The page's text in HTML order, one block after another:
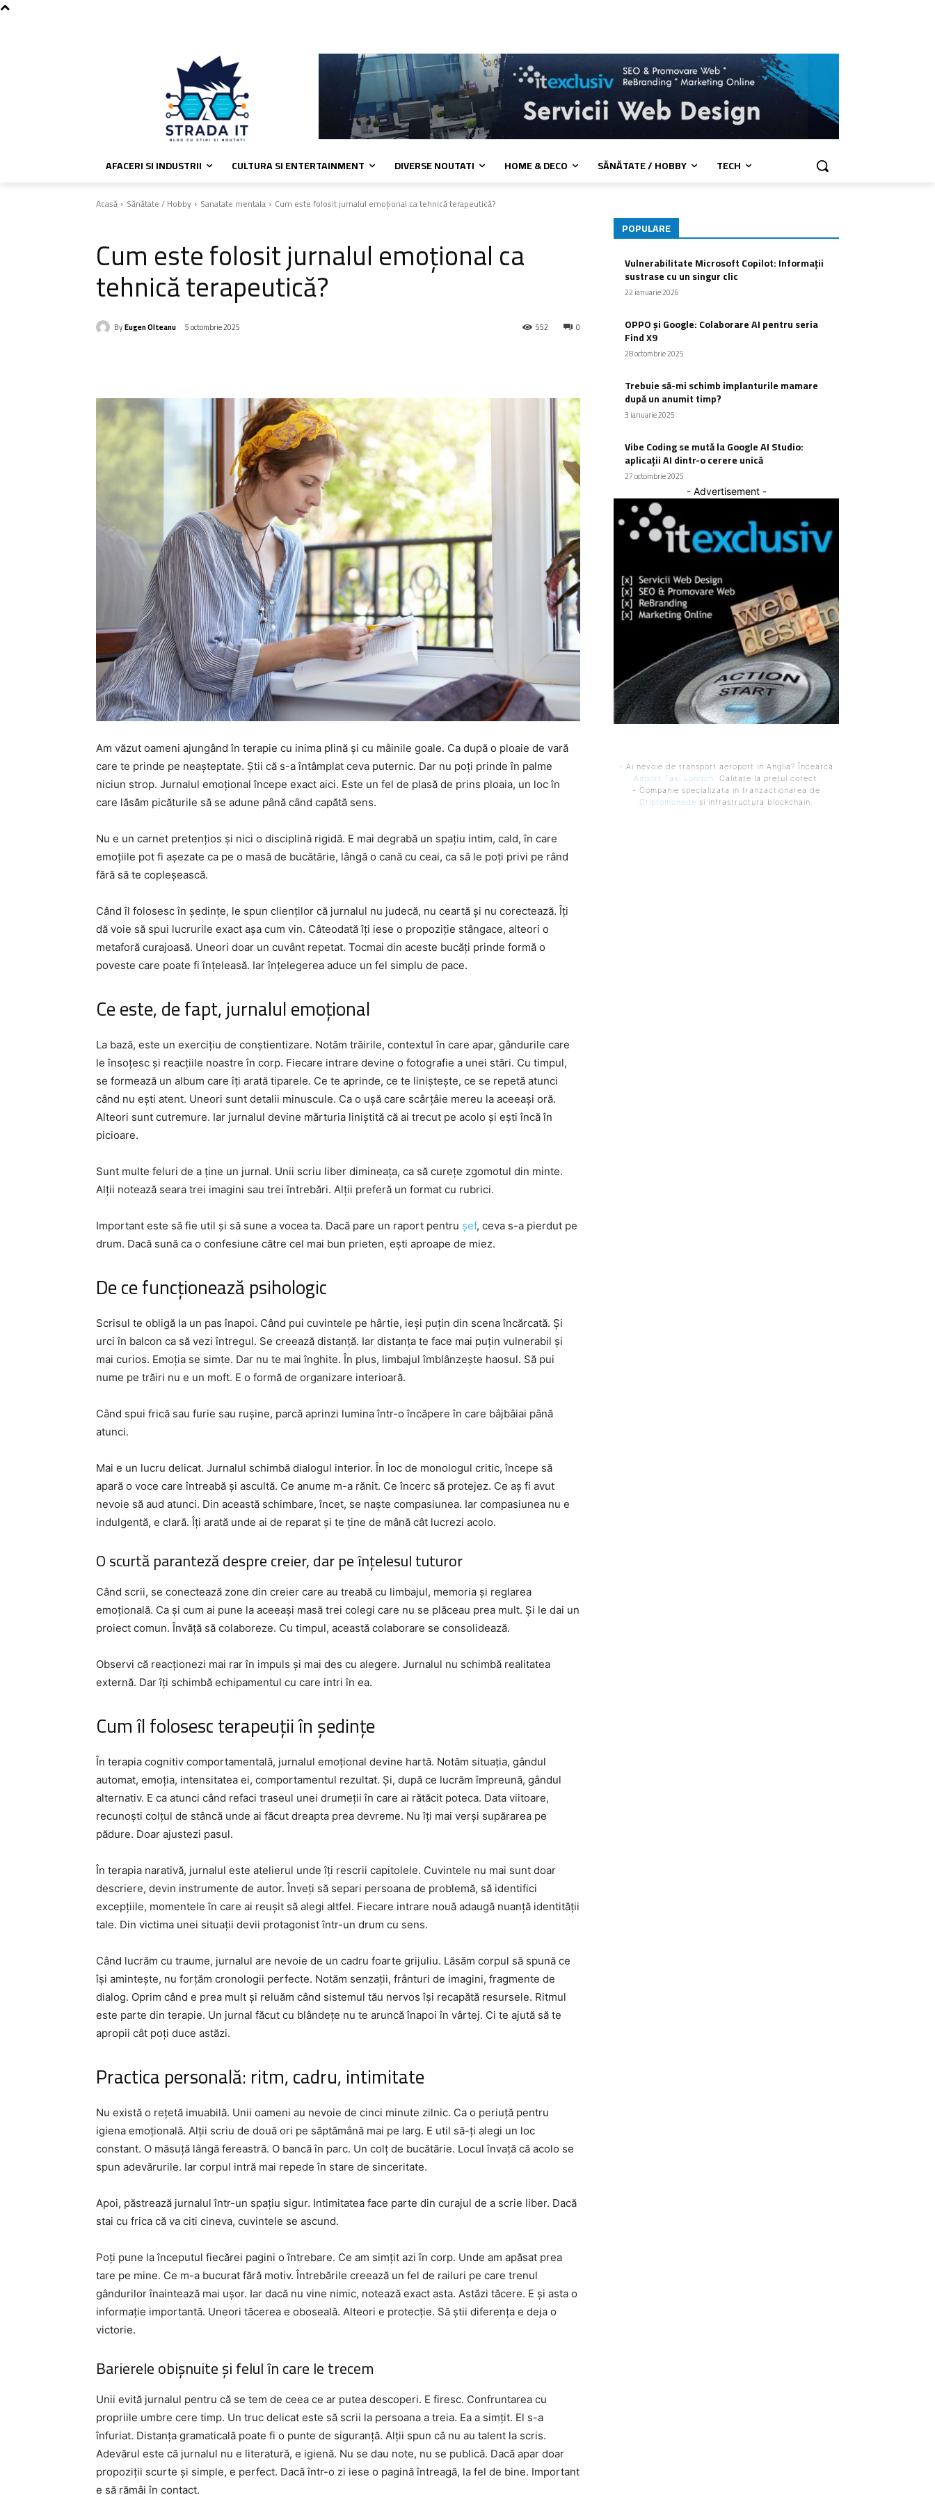
AFACERI SI INDUSTRII CULTURA SI ENTERTAINMENT DIVERSE NOUTATI HOME & DECO SĂNĂTATE / HOBBY TECH
Acasă Sănătate / Hobby Sanatate mentala Cum este folosit jurnalul emoțional ca tehnică terapeutică?
Cum este folosit jurnalul emoțional ca
tehnică terapeutică?
ByEugen Olteanu 5 octombrie 2025 0
552
Am văzut oameni ajungând în terapie cu inima plină și cu mâinile goale. Ca după o ploaie de vară
care te prinde pe neașteptate. Știi că s-a întâmplat ceva puternic. Dar nu poți prinde în palme
niciun strop. Jurnalul emoțional începe exact aici. Este un fel de plasă de prins ploaia, un loc în
care lăsăm picăturile să se adune până când capătă sens.
Nu e un carnet pretențios și nici o disciplină rigidă. E mai degrabă un spațiu intim, cald, în care
emoțiile pot fi așezate ca pe o masă de bucătărie, lângă o cană cu ceai, ca să le poți privi pe rând
fără să te copleșească.
Când îl folosesc în ședințe, le spun clienților că jurnalul nu judecă, nu ceartă și nu corectează. Îți
dă voie să spui lucrurile exact așa cum vin. Câteodată îți iese o propoziție stângace, alteori o
metaforă curajoasă. Uneori doar un cuvânt repetat. Tocmai din aceste bucăți prinde formă o
poveste care poate fi înțeleasă. Iar înțelegerea aduce un fel simplu de pace.
Ce este, de fapt, jurnalul emoțional
La bază, este un exercițiu de conștientizare. Notăm trăirile, contextul în care apar, gândurile care
le însoțesc și reacțiile noastre în corp. Fiecare intrare devine o fotografie a unei stări. Cu timpul,
se formează un album care îți arată tiparele. Ce te aprinde, ce te liniștește, ce se repetă atunci
când nu ești atent. Uneori sunt detalii minuscule. Ca o ușă care scârțâie mereu la aceeași oră.
Alteori sunt cutremure. Iar jurnalul devine mărturia liniștită că ai trecut pe acolo și ești încă în
picioare.
Sunt multe feluri de a ține un jurnal. Unii scriu liber dimineața, ca să curețe zgomotul din minte.
Alții notează seara trei imagini sau trei întrebări. Alții preferă un format cu rubrici.
Important este să fie util și să sune a vocea ta. Dacă pare un raport pentru șef, ceva s-a pierdut pe
drum. Dacă sună ca o confesiune către cel mai bun prieten, ești aproape de miez.
De ce funcționează psihologic
Scrisul te obligă la un pas înapoi. Când pui cuvintele pe hârtie, ieși puțin din scena încărcată. Și
urci în balcon ca să vezi întregul. Se creează distanță. Iar distanța te face mai puțin vulnerabil și
mai curios. Emoția se simte. Dar nu te mai înghite. În plus, limbajul îmblânzește haosul. Să pui
nume pe trăiri nu e un moft. E o formă de organizare interioară.
Când spui frică sau furie sau rușine, parcă aprinzi lumina într-o încăpere în care bâjbâiai până
atunci.
Mai e un lucru delicat. Jurnalul schimbă dialogul interior. În loc de monologul critic, începe să
apară o voce care întreabă și ascultă. Ce anume m-a rănit. Ce încerc să protejez. Ce aș fi avut
nevoie să aud atunci. Din această schimbare, încet, se naște compasiunea. Iar compasiunea nu e
indulgentă, e clară. Îți arată unde ai de reparat și te ține de mână cât lucrezi acolo.
O scurtă paranteză despre creier, dar pe înțelesul tuturor
Când scrii, se conectează zone din creier care au treabă cu limbajul, memoria și reglarea
emoțională. Ca și cum ai pune la aceeași masă trei colegi care nu se plăceau prea mult. Și le dai un
proiect comun. Învăță să colaboreze. Cu timpul, această colaborare se consolidează.
Observi că reacționezi mai rar în impuls și mai des cu alegere. Jurnalul nu schimbă realitatea
externă. Dar îți schimbă echipamentul cu care intri în ea.
Cum îl folosesc terapeuții în ședințe
În terapia cognitiv comportamentală, jurnalul emoțional devine hartă. Notăm situația, gândul
automat, emoția, intensitatea ei, comportamentul rezultat. Și, după ce lucrăm împreună, gândul
alternativ. E ca atunci când refaci traseul unei drumeții în care ai rătăcit poteca. Data viitoare,
recunoști colțul de stâncă unde ai făcut dreapta prea devreme. Nu îți mai verși supărarea pe
pădure. Doar ajustezi pasul.
În terapia narativă, jurnalul este atelierul unde îți rescrii capitolele. Cuvintele nu mai sunt doar
descriere, devin instrumente de autor. Înveți să separi persoana de problemă, să identifici
excepțiile, momentele în care ai reușit să alegi altfel. Fiecare intrare nouă adaugă nuanță identității
tale. Din victima unei situații devii protagonist într-un drum cu sens.
Când lucrăm cu traume, jurnalul are nevoie de un cadru foarte grijuliu. Lăsăm corpul să spună ce
își amintește, nu forțăm cronologii perfecte. Notăm senzații, frânturi de imagini, fragmente de
dialog. Oprim când e prea mult și reluăm când sistemul tău nervos își recapătă resursele. Ritmul
este parte din terapie. Un jurnal făcut cu blândețe nu te aruncă înapoi în vârtej. Ci te ajută să te
apropii cât poți duce astăzi.
Practica personală: ritm, cadru, intimitate
Nu există o rețetă imuabilă. Unii oameni au nevoie de cinci minute zilnic. Ca o periuță pentru
igiena emoțională. Alții scriu de două ori pe săptămână mai pe larg. E util să-ți alegi un loc
constant. O măsuță lângă fereastră. O bancă în parc. Un colț de bucătărie. Locul învață că acolo se
spun adevărurile. Iar corpul intră mai repede în stare de sinceritate.
Apoi, păstrează jurnalul într-un spațiu sigur. Intimitatea face parte din curajul de a scrie liber. Dacă
stai cu frica că va citi cineva, cuvintele se ascund.
Poți pune la începutul fiecărei pagini o întrebare. Ce am simțit azi în corp. Unde am apăsat prea
tare pe mine. Ce m-a bucurat fără motiv. Întrebările creează un fel de railuri pe care trenul
gândurilor înaintează mai ușor. Iar dacă nu vine nimic, notează exact asta. Astăzi tăcere. E și asta o
informație importantă. Uneori tăcerea e oboseală. Alteori e protecție. Să știi diferența e deja o
victorie.
Barierele obișnuite și felul în care le trecem
Unii evită jurnalul pentru că se tem de ceea ce ar putea descoperi. E firesc. Confruntarea cu
propriile umbre cere timp. Un truc delicat este să scrii la persoana a treia. Ea a simțit. El s-a
înfuriat. Distanța gramaticală poate fi o punte de siguranță. Alții spun că nu au talent la scris.
Adevărul este că jurnalul nu e literatură, e igienă. Nu se dau note, nu se publică. Dacă apar doar
propoziții scurte și simple, e perfect. Dacă într-o zi iese o pagină întreagă, la fel de bine. Important
e să rămâi în contact.
POPULARE
Vulnerabilitate Microsoft Copilot: Informații
sustrase cu un singur clic
22 ianuarie 2026
OPPO și Google: Colaborare AI pentru seria
Find X9
28 octombrie 2025
Trebuie să-mi schimb implanturile mamare
după un anumit timp?
3 ianuarie 2025
Vibe Coding se mută la Google AI Studio:
aplicații AI dintr-o cerere unică
27 octombrie 2025
- Advertisement -
- Ai nevoie de transport aeroport in Anglia? Încearcă
Airport Taxi London. Calitate la prețul corect.
- Companie specializata in tranzactionarea de
Criptomonede si infrastructura blockchain.